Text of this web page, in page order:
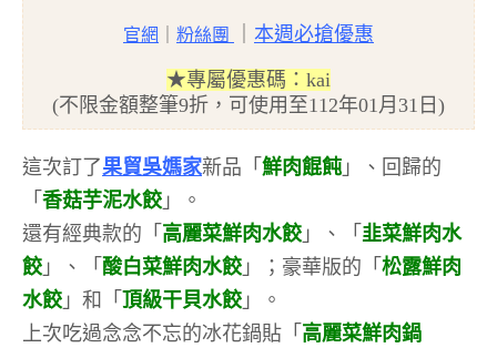
官網 粉絲團 本週必搶優惠
★專屬優惠碼：kai
(不限金額整筆9折，可使用至112年01月31日)
這次訂了果貿吳媽家新品「鮮肉餛飩 」、回歸的
「香菇芋泥水餃 」。
還有經典款的「高麗菜鮮肉水餃 」、「韭菜鮮肉水
餃 」、「酸白菜鮮肉水餃 」；豪華版的「松露鮮肉
水餃 」和「頂級干貝水餃 」。
上次吃過念念不忘的冰花鍋貼「高麗菜鮮肉鍋